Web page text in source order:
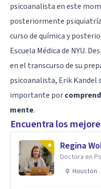
psicoanalista en este
posteriormente
curso de química y
Escuela Médica de NYU.
en el transcurso de su
psicoanalista, Erik Kandel
importante por
mente.
Encuentra los
Regina
Doctora en
Houston